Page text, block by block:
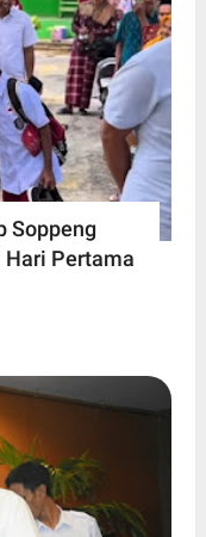
Soppeng
Hari Pertama